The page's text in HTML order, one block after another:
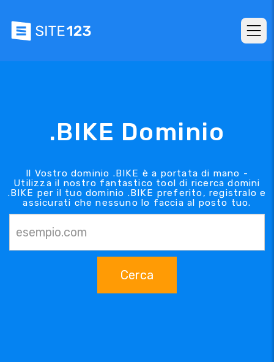
.BIKE Dominio
Il Vostro dominio .BIKE è a portata di mano -
Utilizza il nostro fantastico tool di ricerca domini
.BIKE per il tuo dominio .BIKE preferito, registralo e
assicurati che nessuno lo faccia al posto tuo.
Cerca